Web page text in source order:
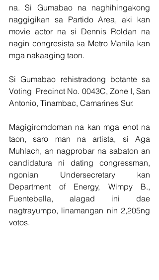
na. Si Gumabao na naghihingakong
naggigikan sa Partido Area, aki kan
movie actor na si Dennis Roldan na
nagin congresista sa Metro Manila kan
mga nakaaging taon.
Si Gumabao rehistradong botante sa
Voting  Precinct No. 0043C, Zone I, San
Antonio, Tinambac, Camarines Sur.
Magigiromdoman na kan mga enot na
taon, saro man na artista, si Aga
Muhlach, an nagprobar na sabaton an
candidatura ni dating congressman,
ngonian Undersecretary kan
Department of Energy, Wimpy B.,
Fuentebella, alagad ini dae
nagtrayumpo, linamangan nin 2,205ng
votos.